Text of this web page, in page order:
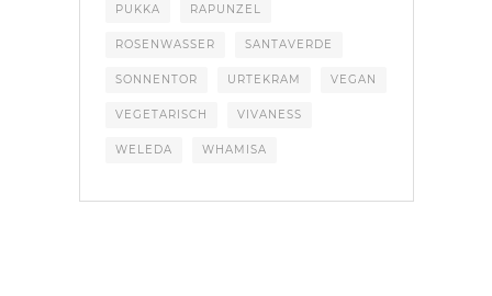
PUKKA RAPUNZEL
ROSENWASSER SANTAVERDE
SONNENTOR URTEKRAM VEGAN
VEGETARISCH VIVANESS
WELEDA WHAMISA